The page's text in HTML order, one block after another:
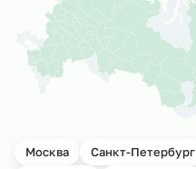
Москва Санкт-Петербург